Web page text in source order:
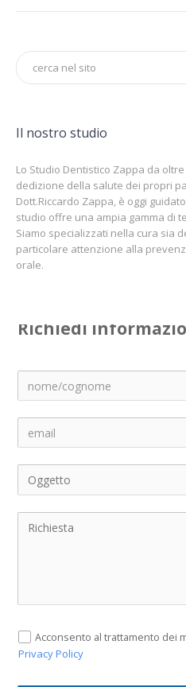
Il nostro studio
Lo Studio Dentistico Zappa da
dedizione della salute dei propri
Dott.Riccardo Zappa, è oggi
studio offre una ampia gamma di
Siamo specializzati nella cura sia
particolare attenzione alla
orale.
Richiedi
Acconsento al trattamento dei
Privacy Policy